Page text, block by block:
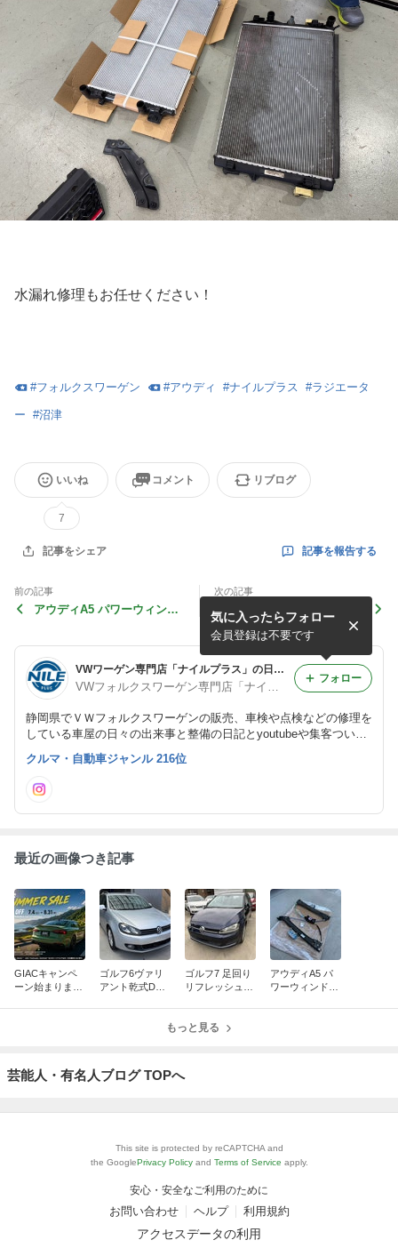
水漏れ修理もお任せください！
#フォルクスワーゲン #アウディ #ナイルプラス #ラジエータ
ー #沼津
いいね
7
コメント リブログ
記事をシェア 記事を報告する
前の記事
アウディA5 パワーウィンド
次の記事
アウディS4にRSグリル取付
VWワーゲン専門店「ナイルプラス」の日々の出来事
静岡県でＶＷフォルクスワーゲンの販売、車検や点検などの修理を
している車屋の日々の出来事と整備の日記とyoutubeや集客ついて
語っていくブログです。
気に入ったらフォロー
会員登録は不要です
フォロー
クルマ・自動車ジャンル 216位
最近の画像つき記事
GIACキャンペ
ーン始まりまし
ゴルフ6ヴァリ
アント乾式DSG
ゴルフ7 足回り
リフレッシュ
アウディA5 パ
ワーウィンドウ
もっと見る
芸能人・有名人ブログ TOPへ
This site is protected by reCAPTCHA and
the GooglePrivacy Policy and Terms of Service apply.
安心・安全なご利用のために
お問い合わせ ヘルプ 利用規約
アクセスデータの利用